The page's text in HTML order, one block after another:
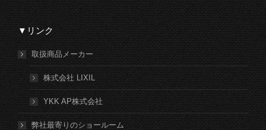
▼リンク
取扱商品メーカー
株式会社 LIXIL
YKK AP株式会社
弊社最寄りのショールーム